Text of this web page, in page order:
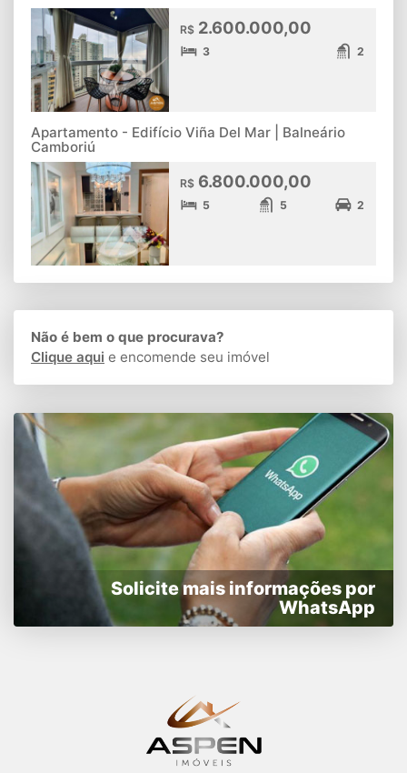
R$ 2.600.000,00
3 2
Apartamento - Edifício Viña Del Mar | Balneário
Camboriú
R$ 6.800.000,00
5 5 2
Não é bem o que procurava?
Clique aqui e encomende seu imóvel
Solicite mais informações por
WhatsApp